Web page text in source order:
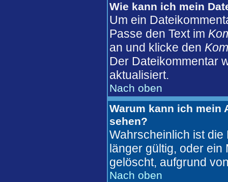
Wie kann ich mein
Um ein
Passe den Text im
an und klicke den
Der Dateikommentar
aktualisiert.
Nach oben
Warum kann ich mein
sehen?
Wahrscheinlich ist
länger gültig, oder ein
gelöscht, aufgrund
Nach oben